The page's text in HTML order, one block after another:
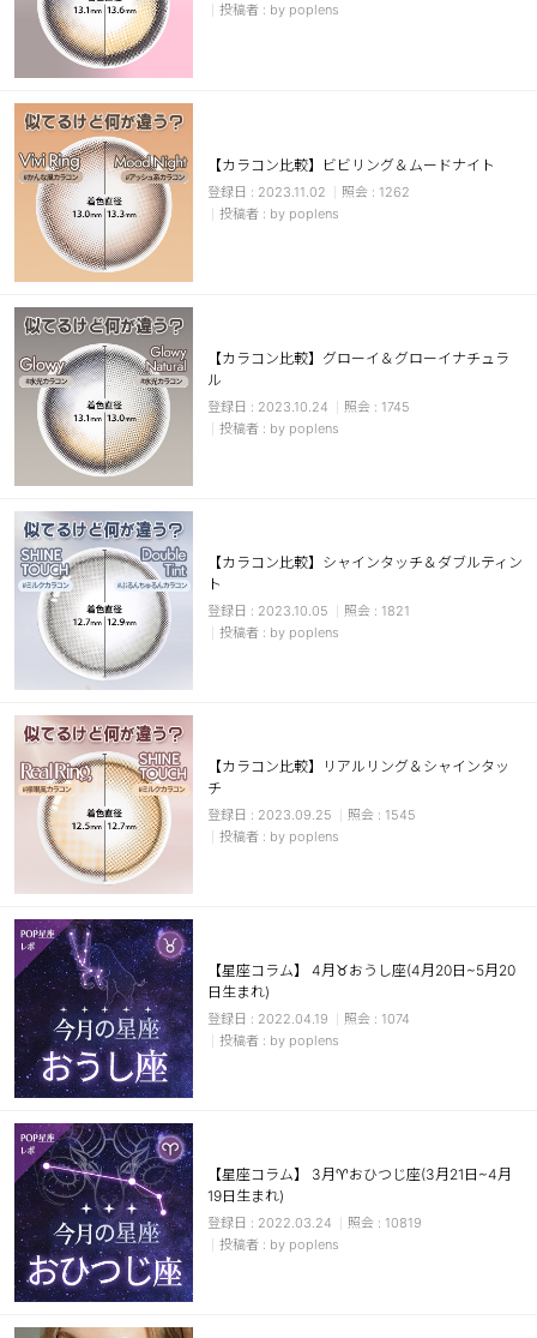
アプリダウンロード
INSTAGRAM TWITTER
by poplens
【カラコン比較】ビビリング＆ムードナイト
2023.11.02
1262
by poplens
【カラコン比較】グローイ＆グローイナチュラ
ル
2023.10.24
1745
by poplens
【カラコン比較】シャインタッチ＆ダブルティン
ト
2023.10.05
1821
by poplens
【カラコン比較】リアルリング＆シャインタッ
チ
2023.09.25
1545
by poplens
【星座コラム】 4月♉おうし座(4月20日~5月20
日生まれ)
2022.04.19
1074
by poplens
【星座コラム】 3月♈おひつじ座(3月21日~4月
19日生まれ)
2022.03.24
10819
by poplens